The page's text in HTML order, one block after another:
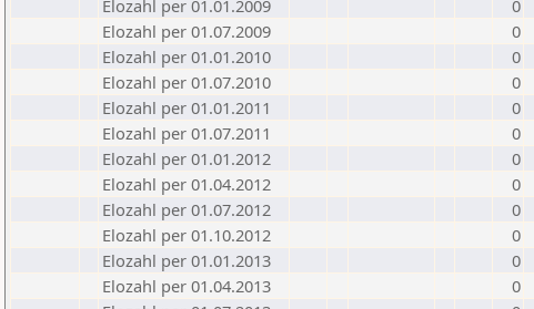
Elozahl per 01.01.2009
0
Elozahl per 01.07.2009
0
Elozahl per 01.01.2010
0
Elozahl per 01.07.2010
0
Elozahl per 01.01.2011
0
Elozahl per 01.07.2011
0
Elozahl per 01.01.2012
0
Elozahl per 01.04.2012
0
Elozahl per 01.07.2012
0
Elozahl per 01.10.2012
0
Elozahl per 01.01.2013
0
Elozahl per 01.04.2013
0